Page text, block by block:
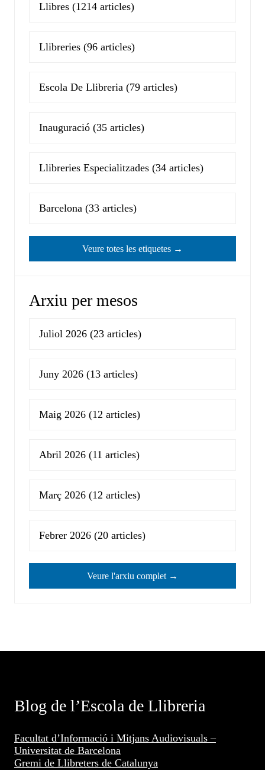
Llibres (1214 articles)
Llibreries (96 articles)
Escola De Llibreria (79 articles)
Inauguració (35 articles)
Llibreries Especialitzades (34 articles)
Barcelona (33 articles)
Veure totes les etiquetes →
Arxiu per mesos
Juliol 2026 (23 articles)
Juny 2026 (13 articles)
Maig 2026 (12 articles)
Abril 2026 (11 articles)
Març 2026 (12 articles)
Febrer 2026 (20 articles)
Veure l'arxiu complet →
Blog de l’Escola de Llibreria
Facultat d’Informació i Mitjans Audiovisuals –
Universitat de Barcelona
Gremi de Llibreters de Catalunya